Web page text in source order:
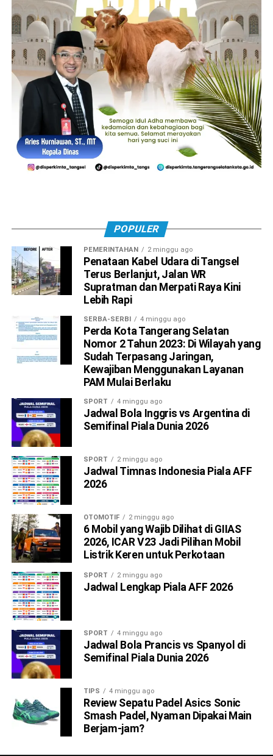
POPULER
PEMERINTAHAN 2 minggu ago
Penataan Kabel Udara di Tangsel
Terus Berlanjut, Jalan WR
Supratman dan Merpati Raya Kini
Lebih Rapi
SERBA-SERBI 4 minggu ago
Perda Kota Tangerang Selatan
Nomor 2 Tahun 2023: Di Wilayah yang
Sudah Terpasang Jaringan,
Kewajiban Menggunakan Layanan
PAM Mulai Berlaku
SPORT 4 minggu ago
Jadwal Bola Inggris vs Argentina di
Semifinal Piala Dunia 2026
SPORT 2 minggu ago
Jadwal Timnas Indonesia Piala AFF
2026
OTOMOTIF 2 minggu ago
6 Mobil yang Wajib Dilihat di GIIAS
2026, ICAR V23 Jadi Pilihan Mobil
Listrik Keren untuk Perkotaan
SPORT 2 minggu ago
Jadwal Lengkap Piala AFF 2026
SPORT 4 minggu ago
Jadwal Bola Prancis vs Spanyol di
Semifinal Piala Dunia 2026
TIPS 4 minggu ago
Review Sepatu Padel Asics Sonic
Smash Padel, Nyaman Dipakai Main
Berjam-jam?